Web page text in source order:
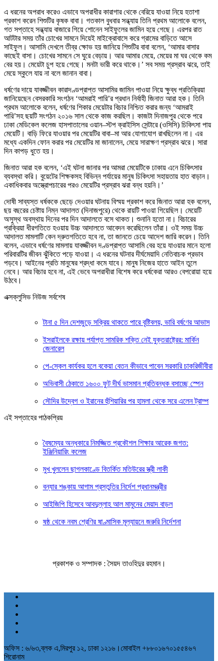
এ ধরনের অপরাধ করেও এভাবে অপরাধীর কারাগার থেকে বেরিয়ে যাওয়া নিয়ে হতাশা
প্রকাশ করেন শিশুটির কৃষক বাবা। গতকাল বুধবার সন্ধ্যায় তিনি প্রথম আলোকে বলেন,
গত সপ্তাহে সন্ধ্যায় বাজারে গিয়ে শোনেন সাইফুলের জামিন হয়ে গেছে। এরপর রাত
আটটার সময় তাঁর চোখের সামনে দিয়েই মাইক্রোবাসে করে গ্রামের বাড়িতে আসে
সাইফুল। আসামি দেখলে তীব্র ক্ষোভ হয় জানিয়ে শিশুটির বাবা বলেন, ‘আমার বাসার
কাছেই বাসা। চোখের সামনে সে ঘুরে বেড়ায়। আর আমার মেয়ে, মেয়ের মা ঘর থেকে কম
বের হয়। মেয়েটা চুপ হয়ে গেছে। মনটা ভারী করে থাকে।’ সব সময় প্রস্রাব ঝরে, তাই
মেয়ে স্কুলে যায় না বলে জানান বাবা।
ধর্ষণের দায়ে যাবজ্জীবন কারাদণ্ডপ্রাপ্ত আসামির জামিন পাওয়া নিয়ে ক্ষুব্ধ প্রতিক্রিয়া
জানিয়েছেন বেসরকারি সংগঠন ‘আমরাই পারি’র প্রধান নির্বাহী জিনাত আরা হক। তিনি
প্রথম আলোকে বলেন, ধর্ষণের শিকার মেয়েটার বিচার নিশ্চিত করার জন্য ‘আমরাই
পারি’সহ ছয়টি সংগঠন ২০১৬ সাল থেকে কাজ করছিল। কাজটা দিনাজপুর থেকে পরে
ঢাকা মেডিকেল কলেজ হাসপাতালের ওয়ান–স্টপ ক্রাইসিস সেন্টারে (ওসিসি) চিকিৎসা পায়
মেয়েটি। বাড়ি ফিরে যাওয়ার পর মেয়েটির বাবা–মা আর যোগাযোগ রাখছিলেন না। এর
মধ্যে একদিন ফোন করার পর মেয়েটির মা জানালেন, মেয়ে সারাক্ষণ প্রস্রাব ঝরে। সারা
দিন কাপড় ধুতে হয়।
জিনাত আরা হক বলেন, ‘এই ঘটনা জানার পর আমরা মেয়েটিকে ঢাকায় এনে চিকিৎসার
ব্যবস্থা করি। বুয়েটের শিক্ষকসহ বিভিন্ন পর্যায়ের মানুষ চিকিৎসা সহায়তায় হাত বাড়ান।
একাধিকবার অস্ত্রোপচারের পরও মেয়েটির প্রস্রাব ঝরা বন্ধ হয়নি।’
দোষী সাব্যস্ত ধর্ষককে ছেড়ে দেওয়ার ঘটনায় বিস্ময় প্রকাশ করে জিনাত আরা হক বলেন,
ছয় বছরের চেষ্টায় নিম্ন আদালত (দিনাজপুরে) থেকে রায়টি পাওয়া গিয়েছিল। মেয়েটি
অসুস্থ অবস্থায় দিনের পর দিন আদালতে বসে থাকত। শুনানি হতো না। বিচারের
প্রক্রিয়া ধীরগতিতে হওয়ায় উচ্চ আদালতে আবেদন করেছিলেন তাঁরা। ওই সময় উচ্চ
আদালত মামলাটি কেন দ্রুতগতিতে হবে না, তা জানতে চেয়ে আদেশ জারি করেন। তিনি
বলেন, এভাবে ধর্ষণের মামলায় যাবজ্জীবন দণ্ডপ্রাপ্ত আসামি বের হয়ে যাওয়ার মানে হলো
পরিবারটির জীবন ঝুঁকিতে পড়ে যাওয়া। এ ধরনের ঘটনার দীর্ঘমেয়াদি নেতিবাচক প্রভাব
পড়বে। আইনের প্রতি মানুষের শ্রদ্ধা কমে যাবে। মানুষ নিজের হাতে আইন তুলে
নেবে। আর বিচার হবে না, এই ভেবে অপরাধীরা বিশেষ করে ধর্ষকেরা আরও বেপরোয়া হয়ে
উঠবে।
এক্সক্লুসিভ নিউজ সর্বশেষ
টানা ৫ দিন দেশজুড়ে সক্রিয় থাকতে পারে বৃষ্টিবলয়, ভারি বর্ষণের আভাস
ইসরাইলকে রক্ষায় পর্যাপ্ত সামরিক শক্তি নেই যুক্তরাষ্ট্রের: মার্কিন
জেনারেল
পে-স্কেল কার্যকর হলে বকেয়া বেতন কীভাবে পাবেন সরকারি চাকরিজীবীরা
অভিবাসী ঠেকাতে ১৬০০ ফুট দীর্ঘ ভাসমান প্রতিবন্ধক বসাচ্ছে স্পেন
সৌদির উদ্বেগ ও ইরানের হুঁশিয়ারির পর হামলা থেকে সরে এলেন ট্রাম্প
এই সপ্তাহের পাঠকপ্রিয়
বৈষম্যের অন্ধকারে নিমজ্জিত প্রকৌশল শিক্ষার আরেক জগত:
ইঞ্জিনিয়ারিং কলেজ
মুখ খুললেন ছাগলকাণ্ডে বিতর্কিত মতিউরের স্ত্রী লাকী
বন্যার শঙ্কায় আগাম প্রস্তুতির নির্দেশ প্রধানমন্ত্রীর
আইজিপি হিসেবে আবদুল্লাহ আল মামুনের মেয়াদ বাড়ল
ষষ্ঠ থেকে নবম শ্রেণির ষাণ্মাসিক মূল্যায়নে জরুরি নির্দেশনা
প্রকাশক ও সম্পাদক : সৈয়দ তাওহিদুর রহমান।
অফিস : ৬/৬৩,ব্লক এ,মিরপুর ১২, ঢাকা ১২১৬।মোবাইল +৮৮০১৬৭০১৫৫৪৬৭
শিরোনাম